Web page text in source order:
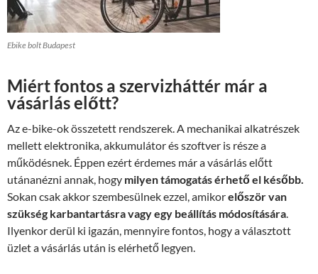
Ebike bolt Budapest
Miért fontos a szervizháttér már a
vásárlás előtt?
Az e-bike-ok összetett rendszerek. A mechanikai alkatrészek
mellett elektronika, akkumulátor és szoftver is része a
működésnek. Éppen ezért érdemes már a vásárlás előtt
utánanézni annak, hogy milyen támogatás érhető el később.
Sokan csak akkor szembesülnek ezzel, amikorelőször van
szükség karbantartásra vagy egy beállítás módosítására.
Ilyenkor derül ki igazán, mennyire fontos, hogy a választott
üzlet a vásárlás után is elérhető legyen.